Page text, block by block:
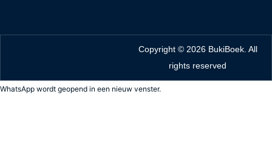
Copyright © 2026 BukiBoek. All
rights reserved
WhatsApp wordt geopend in een nieuw venster.